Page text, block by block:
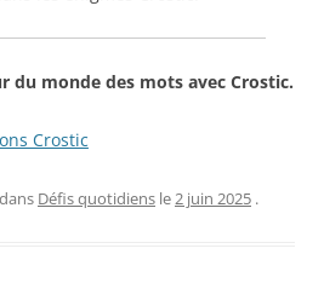
du monde des mots avec Crostic.
Crostic
Défis quotidiens le2 juin 2025 .